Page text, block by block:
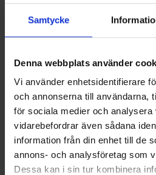
Samtycke
Denna webbplats använder
Vi använder enhetsidentifierare
och annonserna till användarna,
för sociala medier och analysera
vidarebefordrar även sådana
information från din enhet till de
annons- och analysföretag som
Dessa kan i sin tur kombinera
Sie benötigen vielleicht